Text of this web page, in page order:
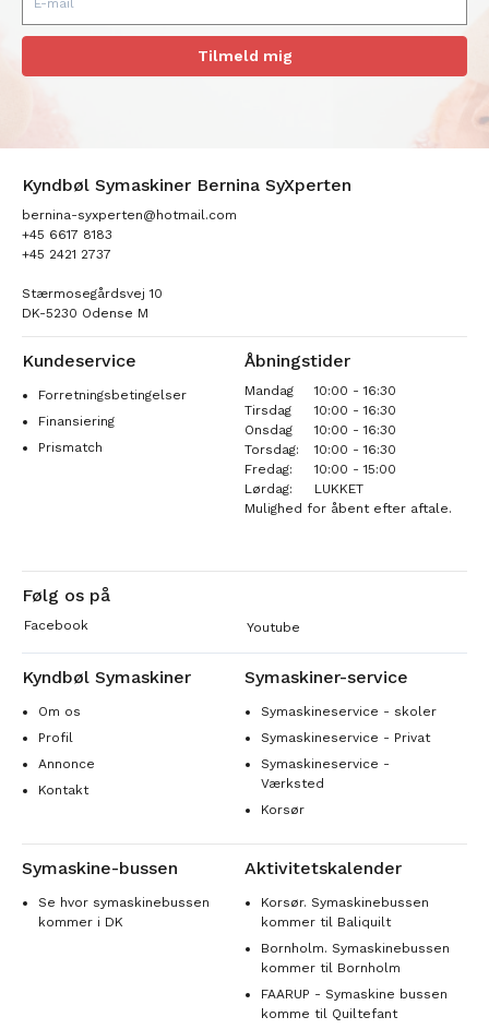
Tilmeld mig
Kyndbøl Symaskiner Bernina SyXperten
bernina-syxperten@hotmail.com
+45 6617 8183
+45 2421 2737
Stærmosegårdsvej 10
DK-5230 Odense M
Kundeservice
Forretningsbetingelser
Finansiering
Prismatch
Åbningstider
Mandag
10:00 - 16:30
Tirsdag
10:00 - 16:30
Onsdag
10:00 - 16:30
Torsdag:
10:00 - 16:30
Fredag:
10:00 - 15:00
Lørdag:
LUKKET
Mulighed for åbent efter aftale.
Følg os på
Facebook Youtube
Kyndbøl Symaskiner
Om os
Profil
Annonce
Kontakt
Symaskiner-service
Symaskineservice - skoler
Symaskineservice - Privat
Symaskineservice -
Værksted
Korsør
Symaskine-bussen
Se hvor symaskinebussen
kommer i DK
Aktivitetskalender
Korsør. Symaskinebussen
kommer til Baliquilt
Bornholm. Symaskinebussen
kommer til Bornholm
FAARUP - Symaskine bussen
komme til Quiltefant